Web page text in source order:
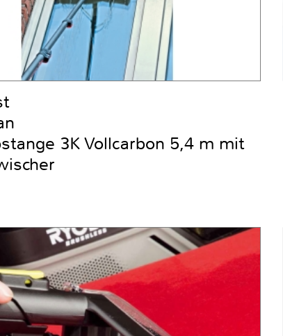
3K Vollcarbon 5,4 m mit